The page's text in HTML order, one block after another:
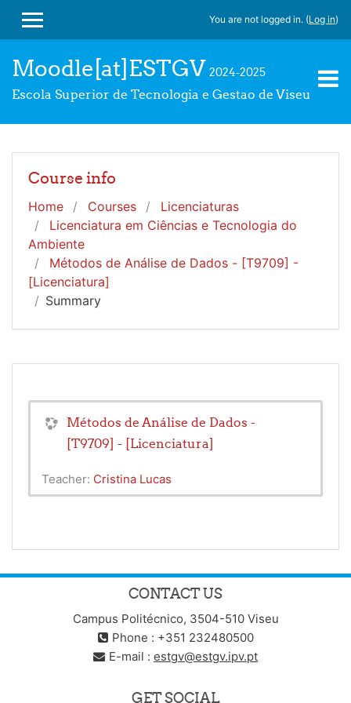
SIDE PANEL
You are not logged in. (Log in)
Moodle[at]ESTGV 2024-2025
Escola Superior de Tecnologia e Gestao de Viseu
Course info
Home Courses
Licenciaturas
Licenciatura em Ciências e Tecnologia do
Ambiente
Métodos de Análise de Dados - [T9709] -
[Licenciatura]
Summary
Métodos de Análise de Dados -
[T9709] - [Licenciatura]
Teacher: Cristina Lucas
CONTACT US
Campus Politécnico, 3504-510 Viseu
Phone : +351 232480500
E-mail : estgv@estgv.ipv.pt
GET SOCIAL